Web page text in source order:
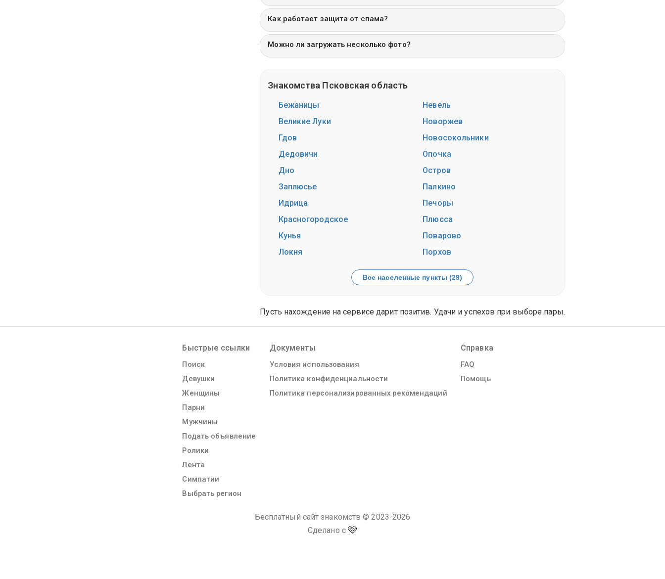
Как работает защита от спама?
Можно ли загружать несколько фото?
Знакомства Псковская область
Бежаницы
Великие Луки
Гдов
Дедовичи
Дно
Заплюсье
Идрица
Красногородское
Кунья
Локня
Невель
Новоржев
Новосокольники
Опочка
Остров
Палкино
Печоры
Плюсса
Поварово
Порхов
Все населенные пункты (29)
Пусть нахождение на сервисе дарит позитив. Удачи и успехов при выборе пары.
Быстрые ссылки
Поиск
Девушки
Женщины
Парни
Мужчины
Подать объявление
Ролики
Лента
Симпатии
Выбрать регион
Документы
Условия использования
Политика конфиденциальности
Политика персонализированных рекомендаций
Справка
FAQ
Помощь
Бесплатный сайт знакомств © 2023-2026
Сделано с 🩷